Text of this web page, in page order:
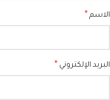
الاسم *
البريد الإلكتروني *